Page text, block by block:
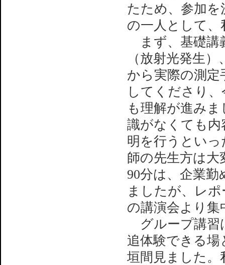
たため、参加
の一人として
まず、基礎講
（放射光発生
から実際の測定
してくださり
も理解が進み
識がなくても
明を行うとい
師の先生方は
90分は、企業
ましたが、レ
の講演会より
グループ講習
追体験できる場
垣間見ました。